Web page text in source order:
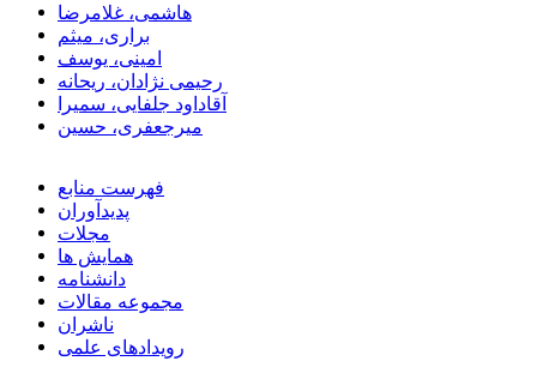
هاشمی، غلامرضا
براری، میثم
امینی، یوسف
رحیمی نژادان، ریحانه
آقاداود جلفایی، سمیرا
میرجعفری، حسین
فهرست منابع
پدیدآوران
مجلات
همایش ها
دانشنامه
مجموعه مقالات
ناشران
رویدادهای علمی